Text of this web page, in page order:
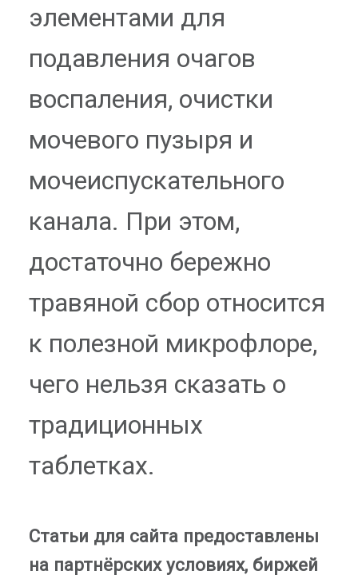
элементами для
подавления очагов
воспаления, очистки
мочевого пузыря и
мочеиспускательного
канала. При этом,
достаточно бережно
травяной сбор относится
к полезной микрофлоре,
чего нельзя сказать о
традиционных
таблетках.
Статьи для сайта предоставлены
на партнёрских условиях, биржей